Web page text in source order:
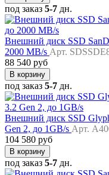
под заказ 5-7 дн.
Внешний диск SSD
2000 MB/s Арт.
88 540 руб
В корзину
под заказ 5-7 дн.
Внешний диск SSD
Gen 2, до 1GB/s Арт.
104 580 руб
В корзину
под заказ 5-7 дн.